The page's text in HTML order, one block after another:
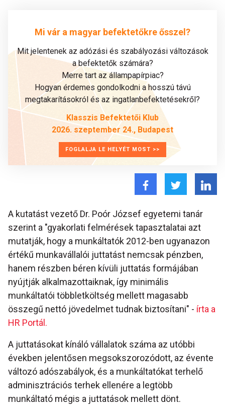
Mi vár a magyar befektetőkre ősszel?
Mit jelentenek az adózási és szabályozási változások
a befektetők számára?
Merre tart az állampapírpiac?
Hogyan érdemes gondolkodni a hosszú távú
megtakarításokról és az ingatlanbefektetésekről?
Klasszis Befektetői Klub
2026. szeptember 24., Budapest
FOGLALJA LE HELYÉT MOST >>
A kutatást vezető Dr. Poór József egyetemi tanár
szerint a "gyakorlati felmérések tapasztalatai azt
mutatják, hogy a munkáltatók 2012-ben ugyanazon
értékű munkavállalói juttatást nemcsak pénzben,
hanem részben béren kívüli juttatás formájában
nyújtják alkalmazottaiknak, így minimális
munkáltatói többletköltség mellett magasabb
összegű nettó jövedelmet tudnak biztosítani" - írta a
HR Portál.
A juttatásokat kínáló vállalatok száma az utóbbi
években jelentősen megsokszorozódott, az évente
változó adószabályok, és a munkáltatókat terhelő
adminisztrációs terhek ellenére a legtöbb
munkáltató mégis a juttatások mellett dönt.